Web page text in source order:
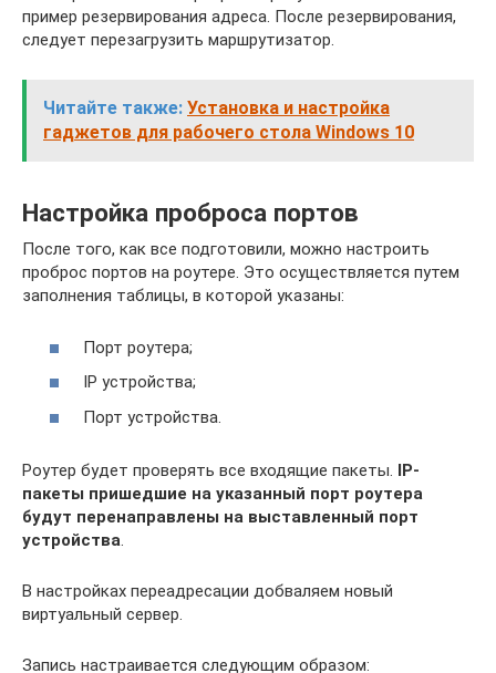
пример резервирования адреса. После резервирования,
следует перезагрузить маршрутизатор.
Читайте также: Установка и настройка
гаджетов для рабочего стола Windows 10
Настройка проброса портов
После того, как все подготовили, можно настроить
проброс портов на роутере. Это осуществляется путем
заполнения таблицы, в которой указаны:
Порт роутера;
IP устройства;
Порт устройства.
Роутер будет проверять все входящие пакеты. IP-
пакеты пришедшие на указанный порт роутера
будут перенаправлены на выставленный порт
устройства.
В настройках переадресации добваляем новый
виртуальный сервер.
Запись настраивается следующим образом: